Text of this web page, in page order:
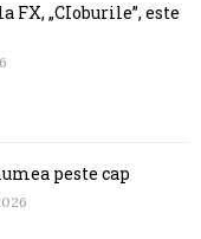
„CIoburile”, este
peste cap